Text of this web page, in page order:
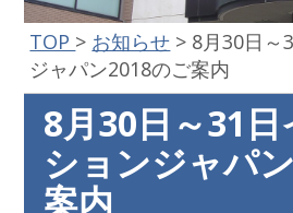
TOP > お知らせ > 8月30日～
ジャパン2018のご案内
8月30日～31
ションジャパ
案内